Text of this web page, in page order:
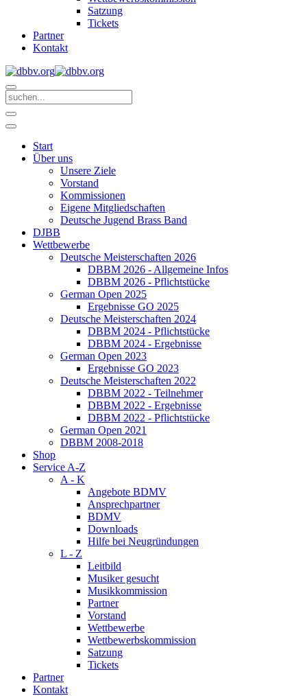
Satzung
Tickets
Partner
Kontakt
Start
Über uns
Unsere Ziele
Vorstand
Kommissionen
Eigene Mitgliedschaften
Deutsche Jugend Brass Band
DJBB
Wettbewerbe
Deutsche Meisterschaften 2026
DBBM 2026 - Allgemeine Infos
DBBM 2026 - Pflichtstücke
German Open 2025
Ergebnisse GO 2025
Deutsche Meisterschaften 2024
DBBM 2024 - Pflichtstücke
DBBM 2024 - Ergebnisse
German Open 2023
Ergebnisse GO 2023
Deutsche Meisterschaften 2022
DBBM 2022 - Teilnehmer
DBBM 2022 - Ergebnisse
DBBM 2022 - Pflichtstücke
German Open 2021
DBBM 2008-2018
Shop
Service A-Z
A - K
Angebote BDMV
Ansprechpartner
BDMV
Downloads
Hilfe bei Neugründungen
L - Z
Leitbild
Musiker gesucht
Musikkommission
Partner
Vorstand
Wettbewerbe
Wettbewerbskommission
Satzung
Tickets
Partner
Kontakt